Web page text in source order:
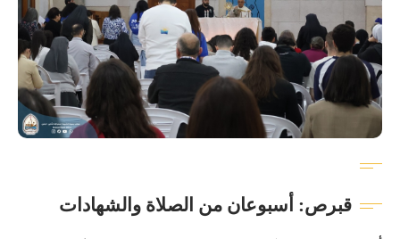
قبرص: أسبوعان من الصلاة والشهادات